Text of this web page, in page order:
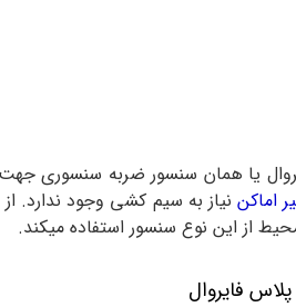
یا همان سنسور ضربه سنسوری
اماکننیاز به سیم کشی وجود ندارد.
از این نوع سنسور استفاده میکند.
فایروال